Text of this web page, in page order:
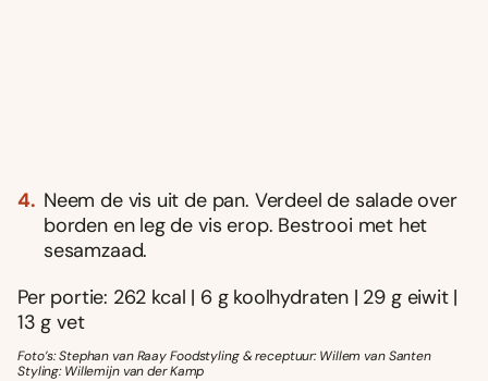
Neem de vis uit de pan. Verdeel de salade over
borden en leg de vis erop. Bestrooi met het
sesamzaad.
Per portie: 262 kcal | 6 g koolhydraten | 29 g eiwit |
13 g vet
Foto’s: Stephan van Raay Foodstyling & receptuur: Willem van Santen
Styling: Willemijn van der Kamp